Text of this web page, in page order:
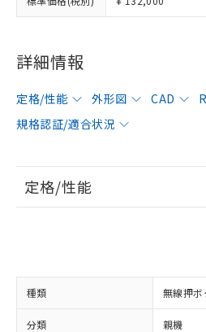
詳細情報
定格/性能 外形図 CAD
規格認証/適合状況
定格/性能
種類 無線押
分類 親機